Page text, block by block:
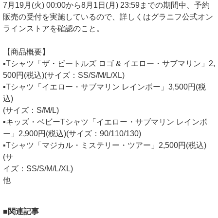
7月19月(火) 00:00から8月1日(月) 23:59までの期間中、予約
販売の受付を実施しているので、詳しくはグラニフ公式オン
ラインストアを確認のこと。
【商品概要】
▪️Tシャツ「ザ・ビートルズ ロゴ & イエロー・サブマリン」2,
500円(税込)(サイズ：SS/S/M/L/XL)
▪️Tシャツ「イエロー・サブマリン レインボー」3,500円(税
込)
(サイズ：S/M/L)
▪️キッズ・ベビーTシャツ「イエロー・サブマリン レインボ
ー」2,900円(税込)(サイズ：90/110/130)
▪️Tシャツ「マジカル・ミステリー・ツアー」2,500円(税込)
(サ
イズ：SS/S/M/L/XL)
他
■関連記事